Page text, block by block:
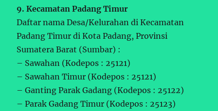
9. Kecamatan Padang Timur
Daftar nama Desa/Kelurahan di Kecamatan
Padang Timur di Kota Padang, Provinsi
Sumatera Barat (Sumbar) :
– Sawahan (Kodepos : 25121)
– Sawahan Timur (Kodepos : 25121)
– Ganting Parak Gadang (Kodepos : 25122)
– Parak Gadang Timur (Kodepos : 25123)